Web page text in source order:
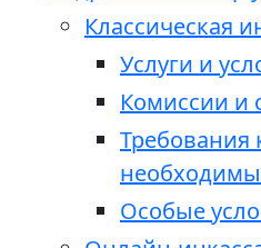
Классическая
Услуги и
Комиссии и
Требования
Особые